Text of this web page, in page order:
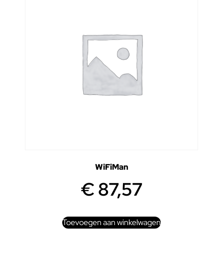
WiFiMan
€87,57
Toevoegen aan winkelwagen